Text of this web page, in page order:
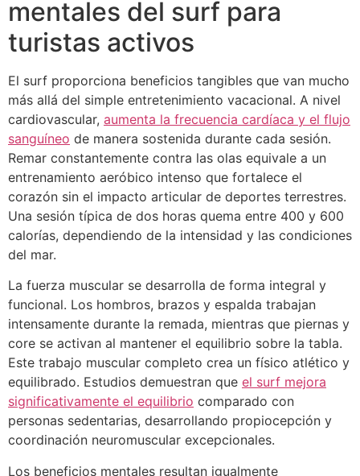
mentales del surf para
turistas activos
El surf proporciona beneficios tangibles que van mucho
más allá del simple entretenimiento vacacional. A nivel
cardiovascular, aumenta la frecuencia cardíaca y el flujo
sanguíneo de manera sostenida durante cada sesión.
Remar constantemente contra las olas equivale a un
entrenamiento aeróbico intenso que fortalece el
corazón sin el impacto articular de deportes terrestres.
Una sesión típica de dos horas quema entre 400 y 600
calorías, dependiendo de la intensidad y las condiciones
del mar.
La fuerza muscular se desarrolla de forma integral y
funcional. Los hombros, brazos y espalda trabajan
intensamente durante la remada, mientras que piernas y
core se activan al mantener el equilibrio sobre la tabla.
Este trabajo muscular completo crea un físico atlético y
equilibrado. Estudios demuestran que el surf mejora
significativamente el equilibrio comparado con
personas sedentarias, desarrollando propiocepción y
coordinación neuromuscular excepcionales.
Los beneficios mentales resultan igualmente